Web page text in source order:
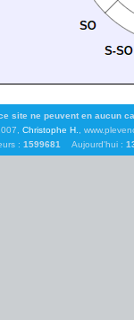
site ne peuvent en aucun
Christophe H.,
: 1599681 Aujourd'hui :